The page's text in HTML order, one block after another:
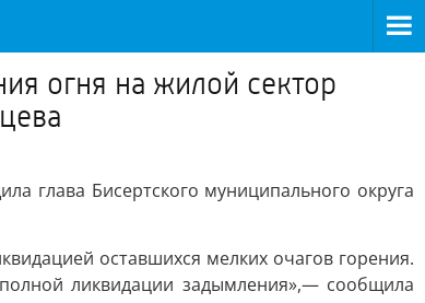
огня на жилой сектор
глава Бисертского муниципального округа
оставшихся мелких очагов горения.
ликвидации задымления»,— сообщила